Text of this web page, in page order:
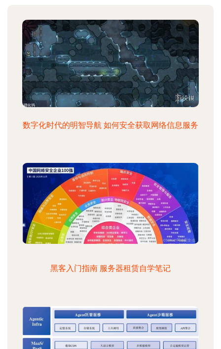
数字化时代的明智导航 如何安全获取网络信息服务
黑客入门指南 服务器租赁自学笔记